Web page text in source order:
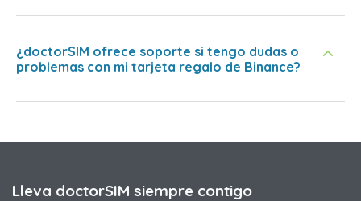
¿doctorSIM ofrece soporte si tengo dudas o
problemas con mi tarjeta regalo de Binance?
Lleva doctorSIM siempre contigo